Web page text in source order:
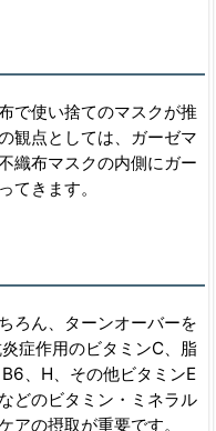
で使い捨てのマスクが推
観点としては、ガーゼマ
織布マスクの内側にガー
てきます。
ろん、ターンオーバーを
症作用のビタミンC、脂
、H、その他ビタミンE
どのビタミン・ミネラル
アの摂取が重要です。